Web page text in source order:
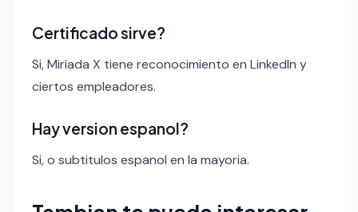
Certificado sirve?
Si, Miriada X tiene reconocimiento en LinkedIn y
ciertos empleadores.
Hay version espanol?
Si, o subtitulos espanol en la mayoria.